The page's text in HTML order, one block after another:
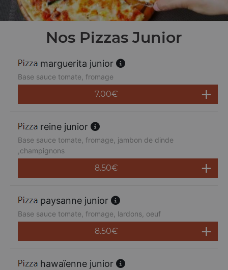
Nos Pizzas Junior
marguerita junior
Base sauce tomate, fromage
7.00€
reine junior
Base sauce tomate, fromage, jambon de dinde
,champignons
8.50€
paysanne junior
Base sauce tomate, fromage, lardons, oeuf
8.50€
hawaïenne junior